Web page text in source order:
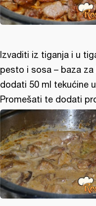
Izvaditi iz tiganja i u
pesto i sosa – baza
dodati 50 ml tekućine
Promešati te dodati